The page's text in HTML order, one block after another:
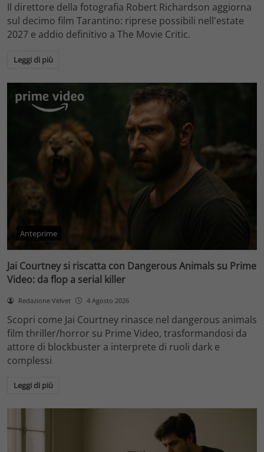
Il direttore della fotografia Robert Richardson aggiorna
sul decimo film Tarantino: riprese possibili nell'estate
2027 e addio definitivo a The Movie Critic.
Leggi di più
Anteprime
Jai Courtney si riscatta con Dangerous Animals su Prime
Video: da flop a serial killer
Redazione Velvet 4 Agosto 2026
Scopri come Jai Courtney rinasce nel dangerous animals
film thriller/horror su Prime Video, trasformandosi da
attore di blockbuster a interprete di ruoli dark e
complessi
Leggi di più